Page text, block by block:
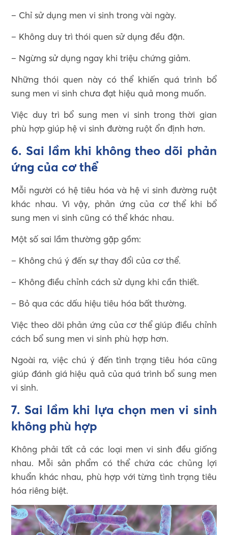
– Chỉ sử dụng men vi sinh trong vài ngày.
– Không duy trì thói quen sử dụng đều đặn.
– Ngừng sử dụng ngay khi triệu chứng giảm.
Những thói quen này có thể khiến quá trình bổ
sung men vi sinh chưa đạt hiệu quả mong muốn.
Việc duy trì bổ sung men vi sinh trong thời gian
phù hợp giúp hệ vi sinh đường ruột ổn định hơn.
6. Sai lầm khi không theo dõi phản
ứng của cơ thể
Mỗi người có hệ tiêu hóa và hệ vi sinh đường ruột
khác nhau. Vì vậy, phản ứng của cơ thể khi bổ
sung men vi sinh cũng có thể khác nhau.
Một số sai lầm thường gặp gồm:
– Không chú ý đến sự thay đổi của cơ thể.
– Không điều chỉnh cách sử dụng khi cần thiết.
– Bỏ qua các dấu hiệu tiêu hóa bất thường.
Việc theo dõi phản ứng của cơ thể giúp điều chỉnh
cách bổ sung men vi sinh phù hợp hơn.
Ngoài ra, việc chú ý đến tình trạng tiêu hóa cũng
giúp đánh giá hiệu quả của quá trình bổ sung men
vi sinh.
7. Sai lầm khi lựa chọn men vi sinh
không phù hợp
Không phải tất cả các loại men vi sinh đều giống
nhau. Mỗi sản phẩm có thể chứa các chủng lợi
khuẩn khác nhau, phù hợp với từng tình trạng tiêu
hóa riêng biệt.